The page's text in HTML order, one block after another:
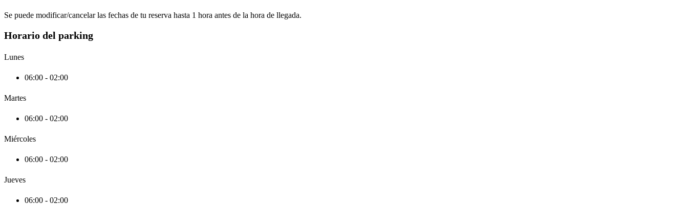
Se puede modificar/cancelar las fechas de tu reserva hasta 1 hora antes de la hora de llegada.
Horario del parking
Lunes
06:00 - 02:00
Martes
06:00 - 02:00
Miércoles
06:00 - 02:00
Jueves
06:00 - 02:00